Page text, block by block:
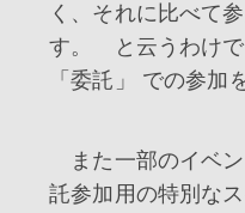
く、それに比べて
す。 と云うわけで
「委託」 での参加
また一部のイベ
託参加用の特別な